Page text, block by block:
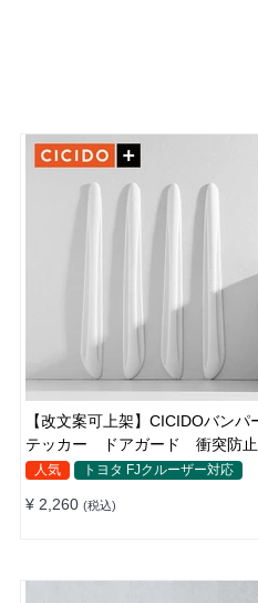
【改文案可上架】CICIDOバンパ
テッカー ドアガード 衝突防止
テクター 耐スクラッチ シリカゲル
人気 トヨタ FJクルーザー対応
¥ 2,260 (税込)